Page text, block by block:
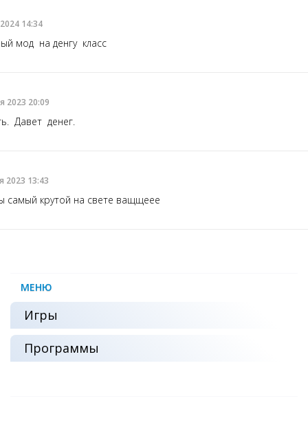
14:34
мод на денгу класс
2023 20:09
Давет денег.
2023 13:43
самый крутой на свете ващщеее
МЕНЮ
Игры
Программы